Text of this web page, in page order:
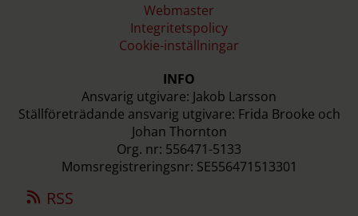
Webmaster
Integritetspolicy
Cookie-inställningar
INFO
Ansvarig utgivare: Jakob Larsson
Ställföreträdande ansvarig utgivare: Frida Brooke och
Johan Thornton
Org. nr: 556471-5133
Momsregistreringsnr: SE556471513301
RSS